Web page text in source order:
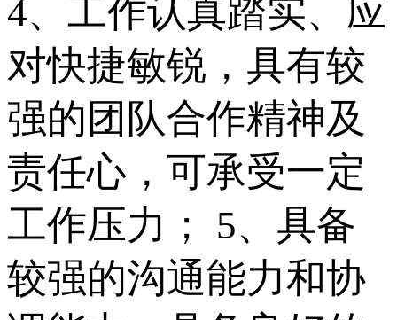
4、工作认真踏实、应
对快捷敏锐，具有较
强的团队合作精神及
责任心，可承受一定
工作压力； 5、具备
较强的沟通能力和协